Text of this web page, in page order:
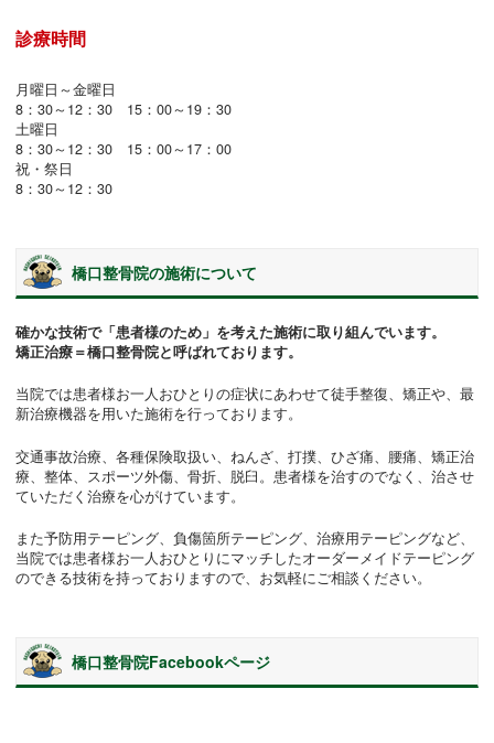
診療時間
月曜日～金曜日
8：30～12：30 15：00～19：30
土曜日
8：30～12：30 15：00～17：00
祝・祭日
8：30～12：30
橋口整骨院の施術について
確かな技術で「患者様のため」を考えた施術に取り組んでいます。
矯正治療＝橋口整骨院と呼ばれております。
当院では患者様お一人おひとりの症状にあわせて徒手整復、矯正や、最
新治療機器を用いた施術を行っております。
交通事故治療、各種保険取扱い、ねんざ、打撲、ひざ痛、腰痛、矯正治
療、整体、スポーツ外傷、骨折、脱臼。患者様を治すのでなく、治させ
ていただく治療を心がけています。
また予防用テーピング、負傷箇所テーピング、治療用テーピングなど、
当院では患者様お一人おひとりにマッチしたオーダーメイドテーピング
のできる技術を持っておりますので、お気軽にご相談ください。
橋口整骨院Facebookページ